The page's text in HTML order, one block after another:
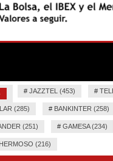
del
# JAZZTEL (453) #
(285) # BANKINTER (258)
(251) # GAMESA (234)
(216)